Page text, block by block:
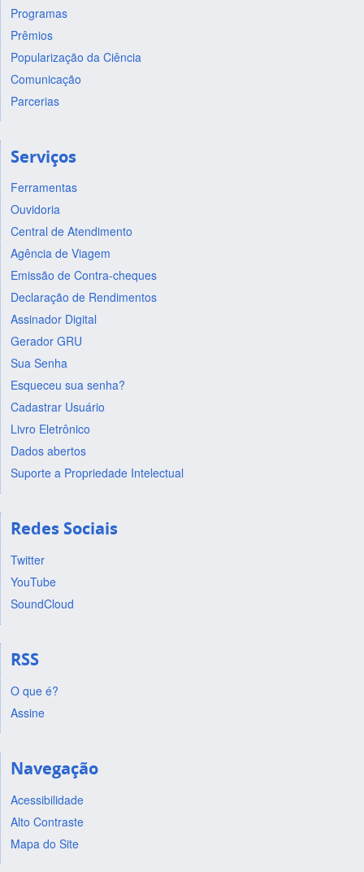
Programas
Prêmios
Popularização da Ciência
Comunicação
Parcerias
Serviços
Ferramentas
Ouvidoria
Central de Atendimento
Agência de Viagem
Emissão de Contra-cheques
Declaração de Rendimentos
Assinador Digital
Gerador GRU
Sua Senha
Esqueceu sua senha?
Cadastrar Usuário
Livro Eletrônico
Dados abertos
Suporte a Propriedade Intelectual
Redes Sociais
Twitter
YouTube
SoundCloud
RSS
O que é?
Assine
Navegação
Acessibilidade
Alto Contraste
Mapa do Site